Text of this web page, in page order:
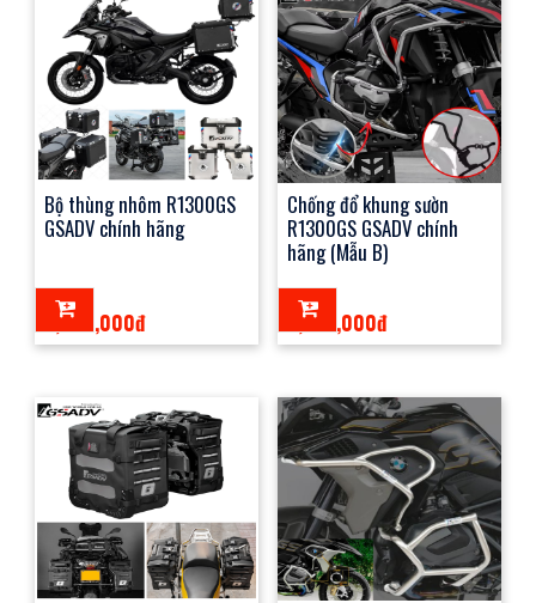
Bộ thùng nhôm R1300GS
GSADV chính hãng
3,500,000đ
Chống đổ khung sườn
R1300GS GSADV chính
hãng (Mẫu B)
6,850,000đ